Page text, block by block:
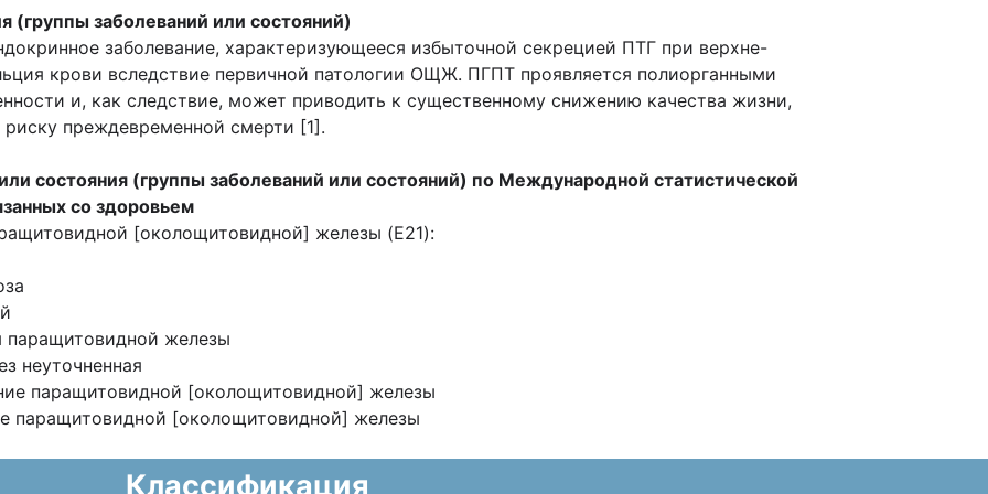
(группы заболеваний или состояний)
заболевание, характеризующееся избыточной секрецией ПТГ при верхне-
крови вследствие первичной патологии ОЩЖ. ПГПТ проявляется полиорганными
и, как следствие, может приводить к существенному снижению качества жизни,
преждевременной смерти [1].
состояния (группы заболеваний или состояний) по Международной статистической
со здоровьем
[околощитовидной] железы (E21):
паращитовидной железы
неуточненная
паращитовидной [околощитовидной] железы
паращитовидной [околощитовидной] железы
Классификация